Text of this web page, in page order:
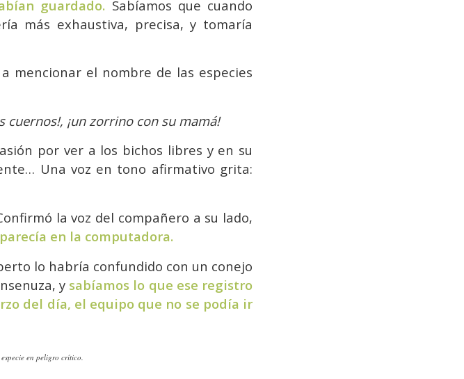
guardado. Sabíamos que cuando
más exhaustiva, precisa, y tomaría
mencionar el nombre de las especies
cuernos!, ¡un zorrino con su mamá!
por ver a los bichos libres y en su
Una voz en tono afirmativo grita:
la voz del compañero a su lado,
en la computadora.
lo habría confundido con un conejo
y sabíamos lo que ese registro
del día, el equipo que no se podía ir
en peligro crítico.